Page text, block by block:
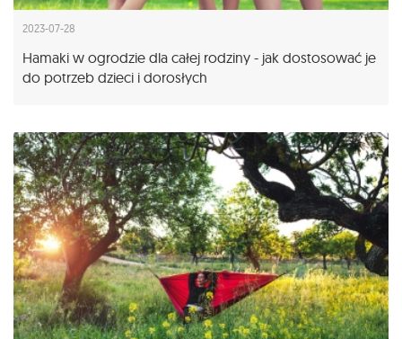
2023-07-28
Hamaki w ogrodzie dla całej rodziny - jak dostosować je
do potrzeb dzieci i dorosłych